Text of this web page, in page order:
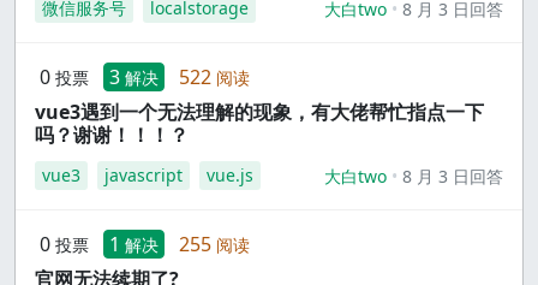
微信服务号 localstorage 大白two 8 月 3 日回答
0 投票 3 解决 522 阅读
vue3遇到一个无法理解的现象，有大佬帮忙指点一下
吗？谢谢！！！？
vue3 javascript vue.js 大白two 8 月 3 日回答
0 投票 1 解决 255 阅读
官网无法续期了?